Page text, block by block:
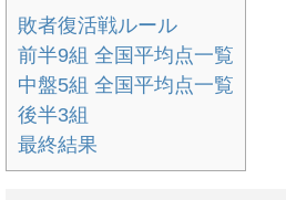
敗者復活戦ルール
前半9組 全国平均点一覧
中盤5組 全国平均点一覧
後半3組
最終結果